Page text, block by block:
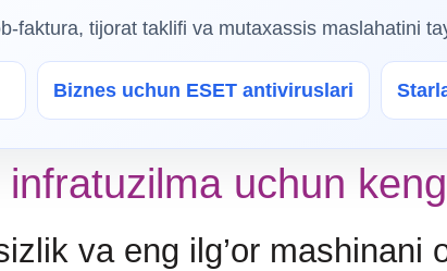
uchun
va eng ilg’or mashinani
faktura, tijorat taklifi va mutaxassis maslahatini
Biznes uchun ESET antiviruslari